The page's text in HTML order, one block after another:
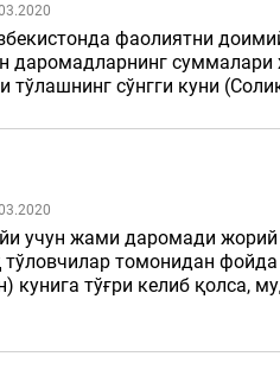
фаолиятни
даромадларнинг
тўлашнинг сўнгги куни
учун жами даромади жорий
томонидан
кунига тўғри келиб қолса,